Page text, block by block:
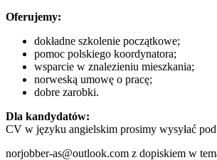
Oferujemy:
dokładne szkolenie początkowe;
pomoc polskiego koordynatora;
wsparcie w znalezieniu mieszkania;
norweską umowę o pracę;
dobre zarobki.
Dla kandydatów:
CV w języku angielskim prosimy wysyłać
norjobber-as@outlook.com z dopiskiem w